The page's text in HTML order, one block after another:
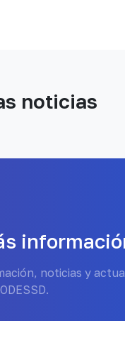
noticias
noticias y